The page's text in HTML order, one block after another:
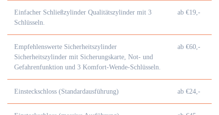
Einfacher Schließzylinder Qualitätszylinder mit 3
Schlüsseln.
ab €19,-
Empfehlenswerte Sicherheitszylinder
Sicherheitszylinder mit Sicherungskarte, Not- und
Gefahrenfunktion und 3 Komfort-Wende-Schlüsseln.
ab €60,-
Einsteckschloss (Standardausführung) ab €24,-